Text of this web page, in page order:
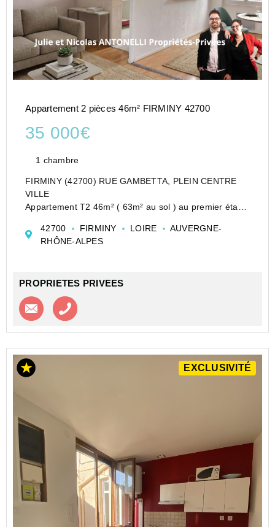
Appartement 2 pièces 46m² FIRMINY 42700
35 000€
1 chambre
FIRMINY (42700) RUE GAMBETTA, PLEIN CENTRE
VILLE
Appartement T2 46m² ( 63m² au sol ) au premier étage
chambre ( possibilité d'en créer une seconde) présenté
EN EXCLUSIVITE par Julie et Nicolas ANTONE...
42700 FIRMINY LOIRE
AUVERGNE-
RHÔNE-ALPES
PROPRIETES PRIVEES
Contacter l'agence
EXCLUSIVITÉ